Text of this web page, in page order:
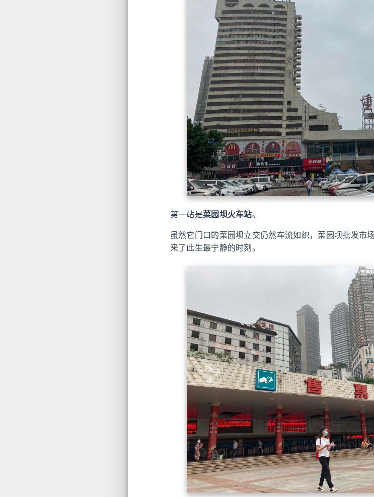
第一站是菜园坝火车站。
虽然它门口的菜园坝立交仍然车流如织，菜园坝批发市
来了此生最宁静的时刻。